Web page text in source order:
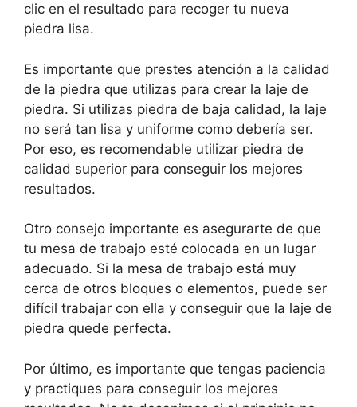
clic en el resultado para recoger tu nueva
piedra lisa.
Es importante que prestes atención a la calidad
de la piedra que utilizas para crear la laje de
piedra. Si utilizas piedra de baja calidad, la laje
no será tan lisa y uniforme como debería ser.
Por eso, es recomendable utilizar piedra de
calidad superior para conseguir los mejores
resultados.
Otro consejo importante es asegurarte de que
tu mesa de trabajo esté colocada en un lugar
adecuado. Si la mesa de trabajo está muy
cerca de otros bloques o elementos, puede ser
difícil trabajar con ella y conseguir que la laje de
piedra quede perfecta.
Por último, es importante que tengas paciencia
y practiques para conseguir los mejores